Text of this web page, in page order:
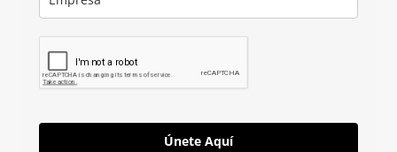
Únete Aquí